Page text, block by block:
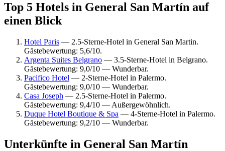
Top 5 Hotels in General San Martín auf
einen Blick
Hotel Paris — 2.5-Sterne-Hotel in General San Martin.
Gästebewertung: 5,6/10.
Argenta Suites Belgrano — 3.5-Sterne-Hotel in Belgrano.
Gästebewertung: 9,0/10 — Wunderbar.
Pacifico Hotel — 2-Sterne-Hotel in Palermo.
Gästebewertung: 9,0/10 — Wunderbar.
Casa Joseph — 2.5-Sterne-Hotel in Palermo.
Gästebewertung: 9,4/10 — Außergewöhnlich.
Duque Hotel Boutique & Spa — 4-Sterne-Hotel in Palermo.
Gästebewertung: 9,2/10 — Wunderbar.
Unterkünfte in General San Martín